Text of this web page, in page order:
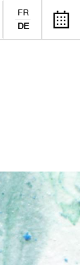
FR
DE